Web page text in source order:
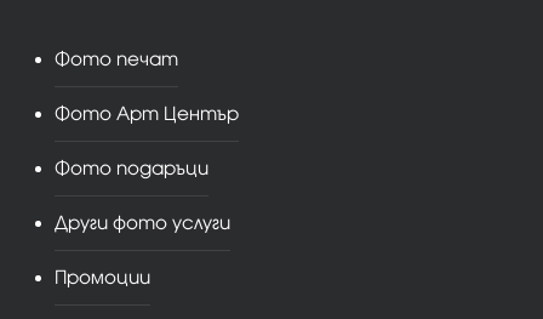
Фото печат
Фото Арт Център
Фото подаръци
Други фото услуги
Промоции